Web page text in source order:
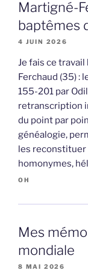
Martigné-
baptêmes
4 JUIN 2026
Je fais ce
Ferchaud (35) :
155-201 par
retranscription
du point par
généalogie,
les reconstituer
homonymes,
OH
Mes
mondiale
8 MAI 2026